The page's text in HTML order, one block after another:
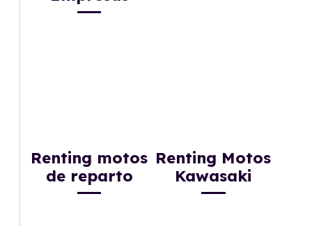
Renting motos
de reparto
Renting Motos
Kawasaki